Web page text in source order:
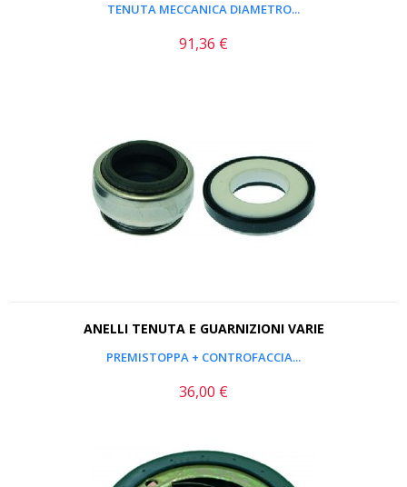
TENUTA MECCANICA DIAMETRO...
Prezzo
91,36 €
ANELLI TENUTA E GUARNIZIONI VARIE
PREMISTOPPA + CONTROFACCIA...
Prezzo
36,00 €